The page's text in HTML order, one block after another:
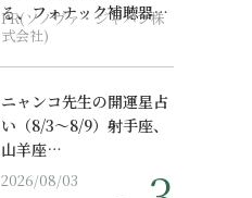
る、フォナック補聴器の
最上位モデル
PR(ソノヴァ・ジャパン株
式会社)
ニャンコ先生の開運星占
い（8/3～8/9）射手座、
山羊座…
2026/08/03